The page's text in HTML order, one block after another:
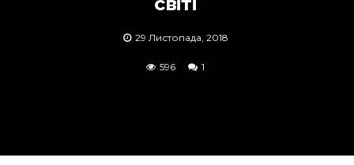
29 Листопада, 2018
596 1